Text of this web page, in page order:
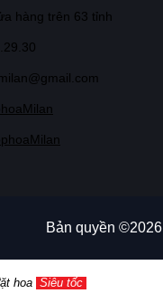
hàng trên 63 tỉnh
Bản quyền ©2026
hoa Siêu tốc